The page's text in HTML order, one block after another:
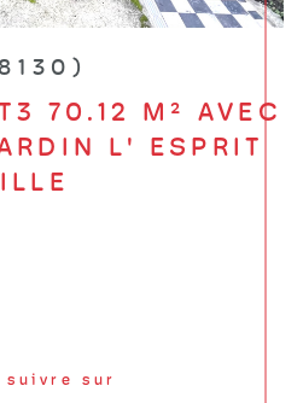
70.12 M² AVEC
L' ESPRIT
suivre sur